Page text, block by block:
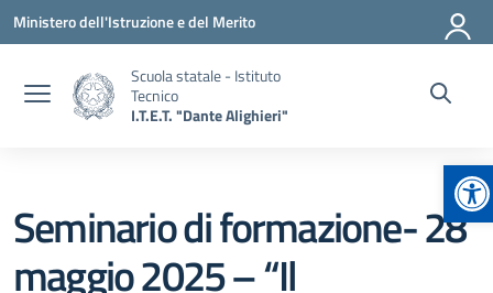
Vai ai contenuti
Vai al menu di navigazione
Vai al footer
Ministero dell'Istruzione e del Merito
Scuola statale - Istituto
Tecnico
I.T.E.T. "Dante Alighieri"
Seminario di formazione- 28
maggio 2025 – “Il